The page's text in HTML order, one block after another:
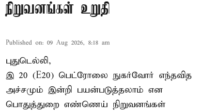
நிறுவனங்கள் உறுதி
Published on: 09 Aug 2026, 8:18 am
புதுடெல்லி,
இ 20 (E20) பெட்ரோலை நுகர்வோர் எந்தவித
அச்சமும் இன்றி பயன்படுத்தலாம் என
பொதுத்துறை எண்ணெய் நிறுவனங்கள்